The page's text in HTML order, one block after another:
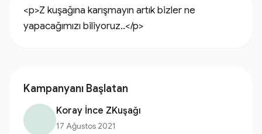
<p>Z kuşağına karışmayın artık bizler ne
yapacağımızı biliyoruz..</p>
Kampanyanı Başlatan
Koray İnce ZKuşağı
17 Ağustos 2021